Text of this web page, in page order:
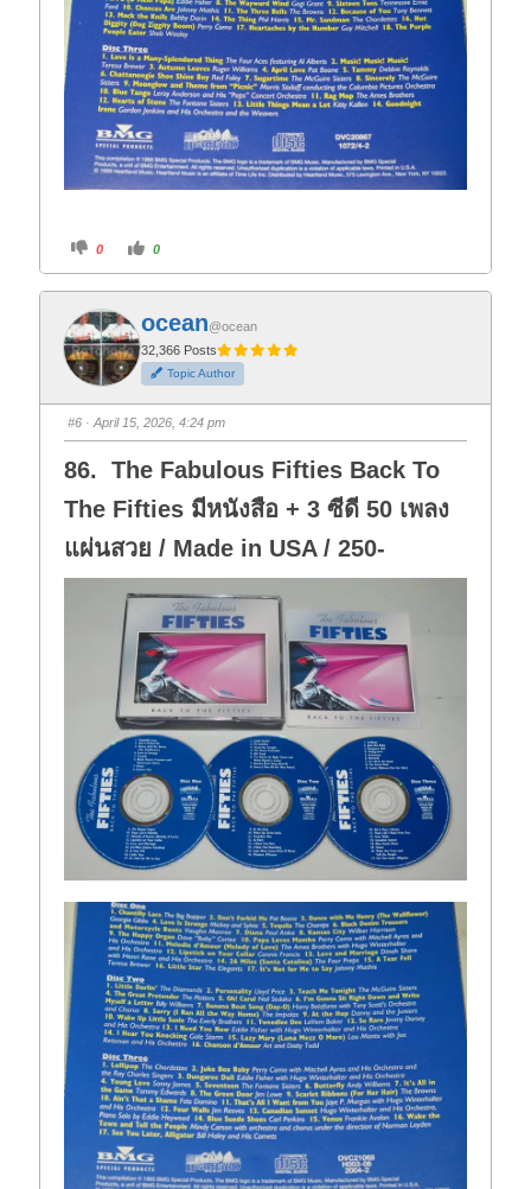
C
i
k
f
o
r
t
h
u
m
b
d
o
n
.
0
C
i
k
o
r
t
h
u
m
b
u
p
0
ocean@ocean
32,366 Posts
Topic Author
#6 · April 15, 2026, 4:24 pm
86. The Fabulous Fifties Back To
The Fifties มีหนังสือ + 3 ซีดี 50 เพลง
แผ่นสวย / Made in USA / 250-